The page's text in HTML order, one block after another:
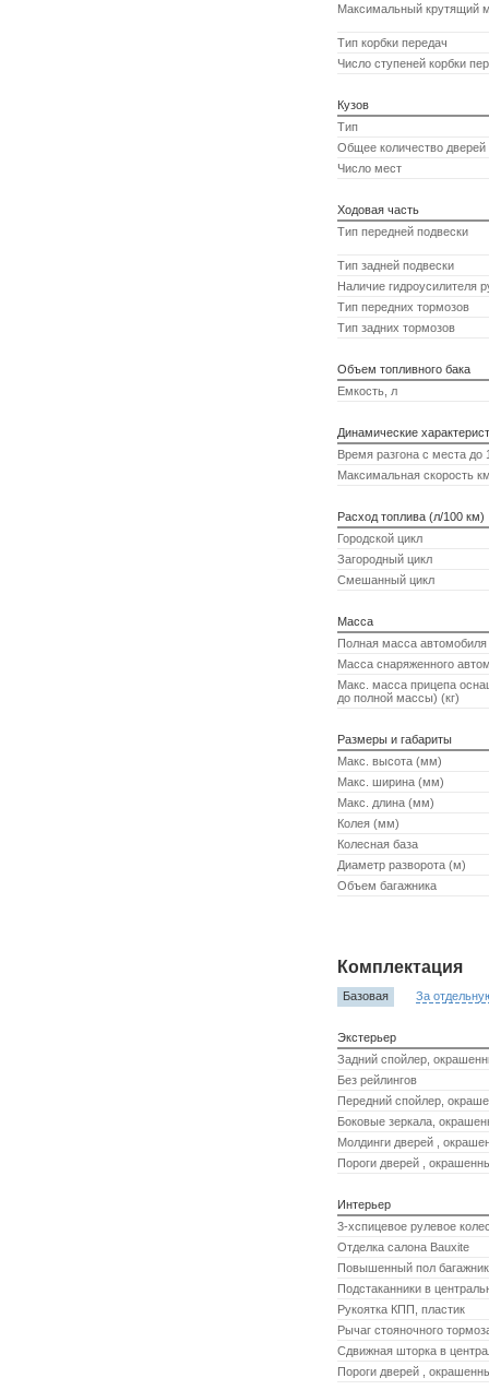
Максимальный крутящий
Тип корбки передач
Число ступеней корбки
Кузов
Тип
Общее количество дверей
Число мест
Ходовая часть
Тип передней подвески
Тип задней подвески
Наличие гидроусилителя
Тип передних тормозов
Тип задних тормозов
Объем топливного бака
Емкость, л
Динамические
Время разгона с места до
Максимальная скорость
Расход топлива (л/100 км)
Городской цикл
Загородный цикл
Смешанный цикл
Масса
Полная масса автомобиля
Масса снаряженного
Макс. масса прицепа
до полной массы) (кг)
Размеры и габариты
Макс. высота (мм)
Макс. ширина (мм)
Макс. длина (мм)
Колея (мм)
Колесная база
Диаметр разворота (м)
Объем багажника
Комплектация
Базовая За
Экстерьер
Задний спойлер,
Без рейлингов
Передний спойлер,
Боковые зеркала,
Молдинги дверей ,
Пороги дверей ,
Интерьер
3-хспицевое рулевое
Отделка салона Bauxite
Повышенный пол
Подстаканники в
Рукоятка КПП, пластик
Рычаг стояночного
Сдвижная шторка в
Пороги дверей ,